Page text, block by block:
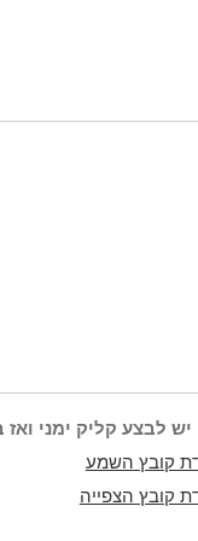
יש לבצע קליק ימני
קובץ השמע
קובץ הצפייה